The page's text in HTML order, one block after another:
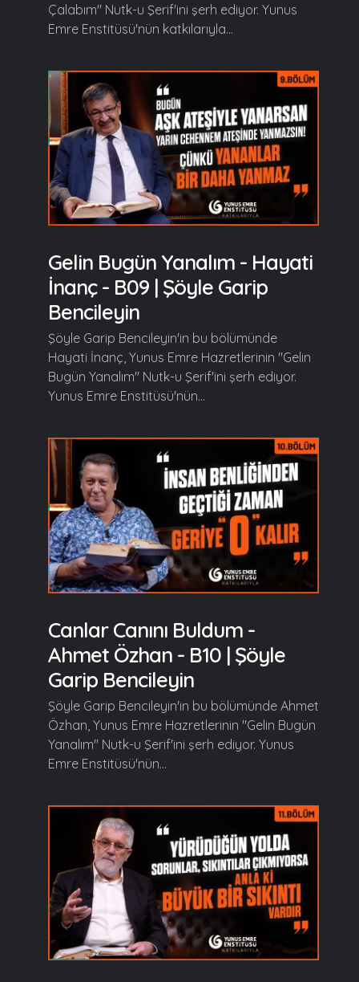
Çalabım" Nutk-u Şerif'ini şerh ediyor. Yunus
Emre Enstitüsü'nün katkılarıyla...
Gelin Bugün Yanalım - Hayati
İnanç - B09 | Şöyle Garip
Bencileyin
Şöyle Garip Bencileyin'in bu bölümünde
Hayati İnanç, Yunus Emre Hazretlerinin "Gelin
Bugün Yanalım" Nutk-u Şerif'ini şerh ediyor.
Yunus Emre Enstitüsü'nün...
Canlar Canını Buldum -
Ahmet Özhan - B10 | Şöyle
Garip Bencileyin
Şöyle Garip Bencileyin'in bu bölümünde Ahmet
Özhan, Yunus Emre Hazretlerinin "Gelin Bugün
Yanalım" Nutk-u Şerif'ini şerh ediyor. Yunus
Emre Enstitüsü'nün...